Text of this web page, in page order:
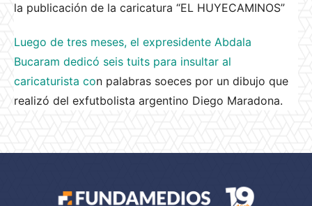
la publicación de la caricatura “EL HUYECAMINOS”
Luego de tres meses, el expresidente Abdala
Bucaram dedicó seis tuits para insultar al
caricaturista con palabras soeces por un dibujo que
realizó del exfutbolista argentino Diego Maradona.